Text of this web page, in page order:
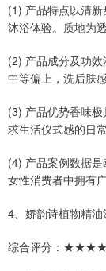
(1) 产品特点以清
沐浴体验。质地为
(2) 产品成分及功
中等偏上，洗后肤
(3) 产品优势香味
求生活仪式感的日常
(4) 产品案例数据
女性消费者中拥有
4、娇韵诗植物精油
综合评分：